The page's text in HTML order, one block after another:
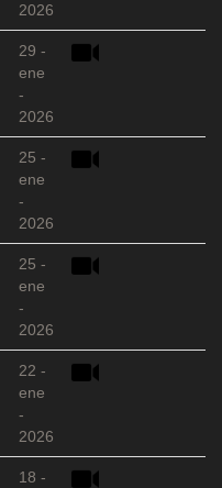
2026
29 -
ene
-
2026
25 -
ene
-
2026
25 -
ene
-
2026
22 -
ene
-
2026
18 -